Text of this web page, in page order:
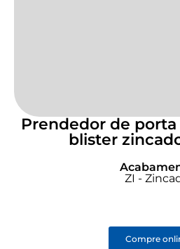
Prendedor de porta
blister
ZI -
Compre